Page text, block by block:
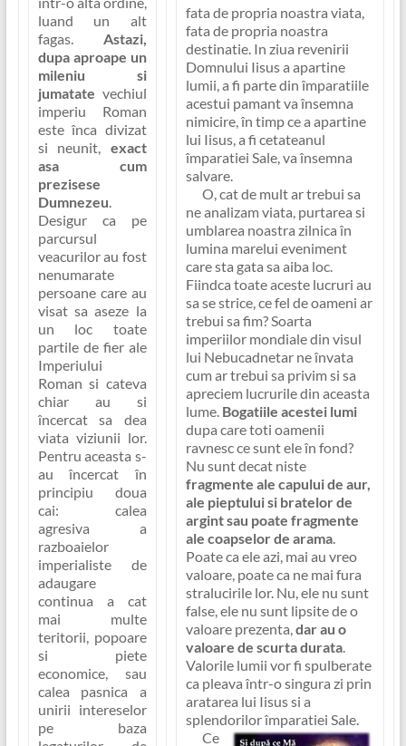
luand un alt
fagas. Astazi,
dupa aproape un
mileniu si
jumatate vechiul
imperiu Roman
este înca divizat
si neunit, exact
asa cum
prezisese
Dumnezeu.
Desigur ca pe
parcursul
veacurilor au fost
nenumarate
persoane care au
visat sa aseze la
un loc toate
partile de fier ale
Imperiului
Roman si cateva
chiar au si
încercat sa dea
viata viziunii lor.
Pentru aceasta s-
au încercat în
principiu doua
cai: calea
agresiva a
razboaielor
imperialiste de
adaugare
continua a cat
mai multe
teritorii, popoare
si piete
economice, sau
calea pasnica a
unirii intereselor
pe baza
fata de propria noastra viata,
fata de propria noastra
destinatie. In ziua revenirii
Domnului Iisus a apartine
lumii, a fi parte din împaratiile
acestui pamant va însemna
nimicire, în timp ce a apartine
lui Iisus, a fi cetateanul
împaratiei Sale, va însemna
salvare.
O, cat de mult ar trebui sa
ne analizam viata, purtarea si
umblarea noastra zilnica în
lumina marelui eveniment
care sta gata sa aiba loc.
Fiindca toate aceste lucruri au
sa se strice, ce fel de oameni ar
trebui sa fim? Soarta
imperiilor mondiale din visul
lui Nebucadnetar ne învata
cum ar trebui sa privim si sa
apreciem lucrurile din aceasta
lume. Bogatiile acestei lumi
dupa care toti oamenii
ravnesc ce sunt ele în fond?
Nu sunt decat niste
fragmente ale capului de aur,
ale pieptului si bratelor de
argint sau poate fragmente
ale coapselor de arama.
Poate ca ele azi, mai au vreo
valoare, poate ca ne mai fura
stralucirile lor. Nu, ele nu sunt
false, ele nu sunt lipsite de o
valoare prezenta,dar au o
valoare de scurta durata.
Valorile lumii vor fi spulberate
ca pleava într-o singura zi prin
aratarea lui Iisus si a
splendorilor împaratiei Sale.
Ce